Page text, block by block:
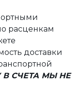
расценкам
доставки
В СЧЕТА МЫ НЕ